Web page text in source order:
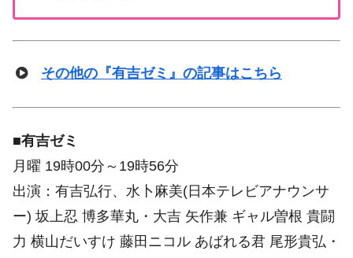
その他の『有吉ゼミ』の記事はこちら
■有吉ゼミ
月曜 19時00分～19時56分
出演：有吉弘行、水卜麻美(日本テレビアナウンサ
ー) 坂上忍 博多華丸・大吉 矢作兼 ギャル曽根 貴闘
力 横山だいすけ 藤田ニコル あばれる君 尾形貴弘・